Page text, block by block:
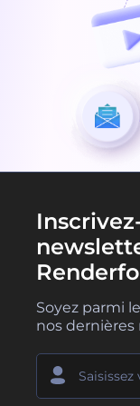
Soyez parmi
nos dernières